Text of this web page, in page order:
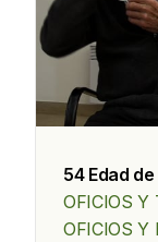
54 Edad
OFICIOS Y
OFICIOS Y